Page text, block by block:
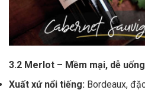
3.2 Merlot – Mềm mại, dễ uống
Xuất xứ nổi tiếng: Bordeaux,